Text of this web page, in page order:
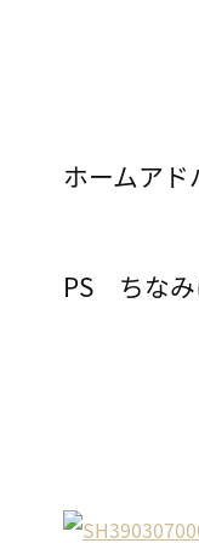
ホームア
PS ちなみ